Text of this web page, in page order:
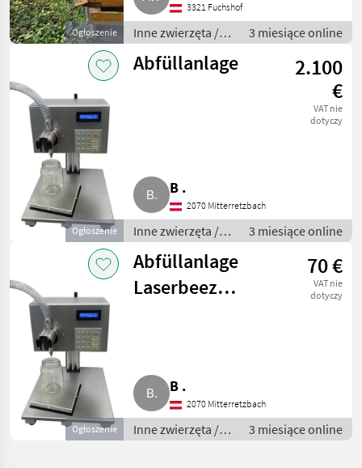
Ogłoszenie
3321 Fuchshof
Inne zwierzęta /
Pszczoły i
pszczelarstwo
3 miesiące online
Ogłoszenie
Abfüllanlage
2.100
€
VAT nie
dotyczy
B .
2070 Mitterretzbach
Inne zwierzęta /
Pszczoły i
pszczelarstwo
3 miesiące online
Ogłoszenie
Abfüllanlage
Laserbeez
70 €
VAT nie
dotyczy
B .
2070 Mitterretzbach
Inne zwierzęta /
Pszczoły i
3 miesiące online